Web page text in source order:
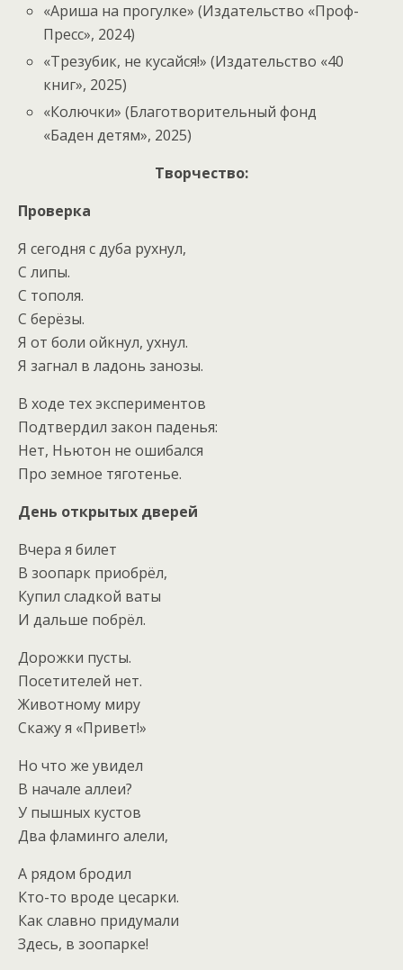
«Ариша на прогулке» (Издательство «Проф-
Пресс», 2024)
«Трезубик, не кусайся!» (Издательство «40
книг», 2025)
«Колючки» (Благотворительный фонд
«Баден детям», 2025)
Творчество:
Проверка
Я сегодня с дуба рухнул,
С липы.
С тополя.
С берёзы.
Я от боли ойкнул, ухнул.
Я загнал в ладонь занозы.
В ходе тех экспериментов
Подтвердил закон паденья:
Нет, Ньютон не ошибался
Про земное тяготенье.
День открытых дверей
Вчера я билет
В зоопарк приобрёл,
Купил сладкой ваты
И дальше побрёл.
Дорожки пусты.
Посетителей нет.
Животному миру
Скажу я «Привет!»
Но что же увидел
В начале аллеи?
У пышных кустов
Два фламинго алели,
А рядом бродил
Кто-то вроде цесарки.
Как славно придумали
Здесь, в зоопарке!